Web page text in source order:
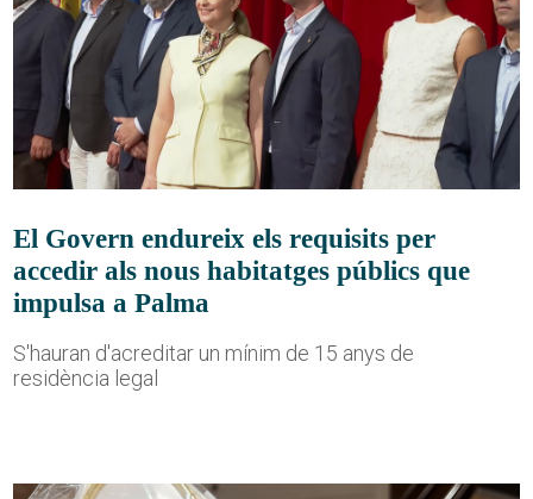
El Govern endureix els requisits per
accedir als nous habitatges públics que
impulsa a Palma
S'hauran d'acreditar un mínim de 15 anys de
residència legal